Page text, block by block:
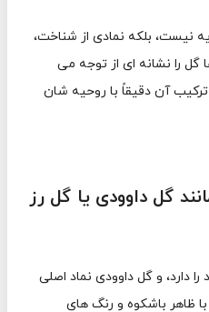
نیست، بلکه نمادی از شناخت،
گل را نشانه ای از توجه می
ترکیب آن دقیقاً با روحیه شان
گل داوودی یا گل رز
دارد، و گل داوودی نماد اصلی
ظاهر باشکوه و رنگ های